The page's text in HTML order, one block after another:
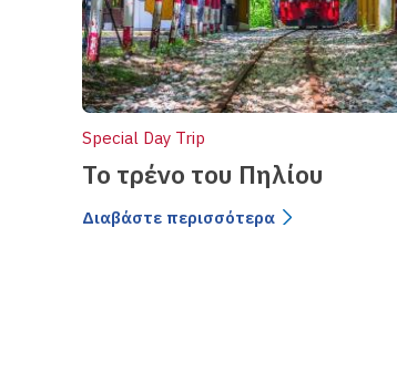
Special Day Trip
Το τρένο του Πηλίου
Διαβάστε περισσότερα